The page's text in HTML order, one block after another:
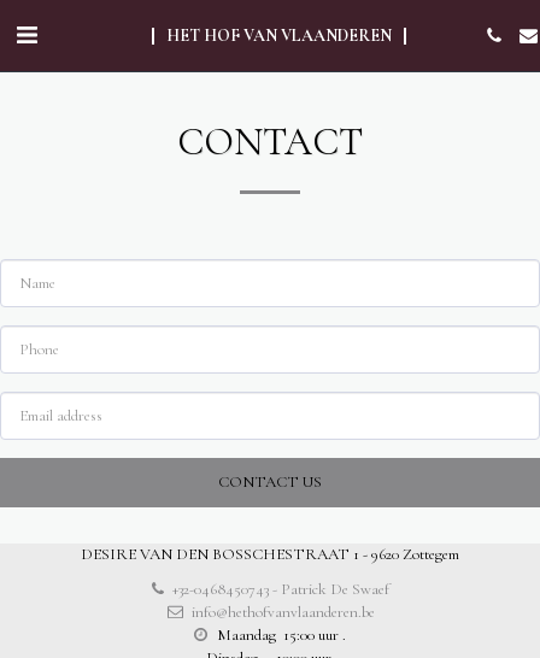
HET HOF VAN VLAANDEREN
CONTACT
CONTACT US
DESIRE VAN DEN BOSSCHESTRAAT 1 - 9620 Zottegem
+32-0468450743- Patrick De Swaef
info@hethofvanvlaanderen.be
Maandag  15:00 uur .